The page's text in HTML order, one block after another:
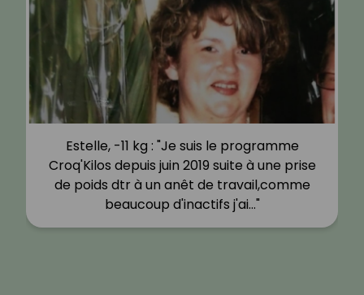
Estelle, -11 kg : "Je suis le programme
Croq'Kilos depuis juin 2019 suite à une prise
de poids dtr à un anêt de travail,comme
beaucoup d'inactifs j'ai…"